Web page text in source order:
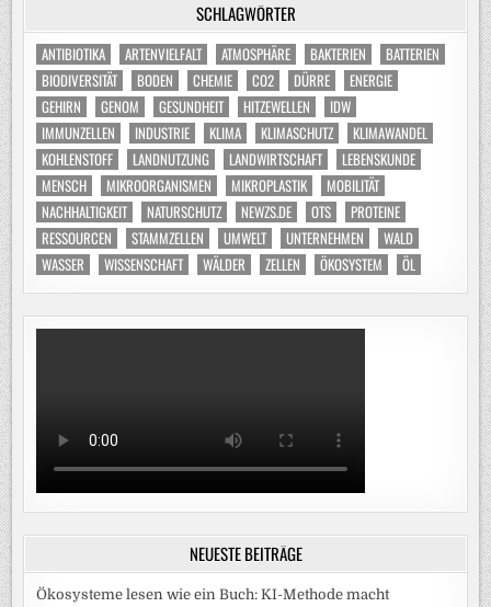
SCHLAGWÖRTER
ANTIBIOTIKA ARTENVIELFALT ATMOSPHÄRE BAKTERIEN
BATTERIEN
BIODIVERSITÄT
BODEN CHEMIE CO2 DÜRRE
ENERGIE
GEHIRN
GENOM GESUNDHEIT HITZEWELLEN
IDW
IMMUNZELLEN
INDUSTRIE KLIMA KLIMASCHUTZ
KLIMAWANDEL
KOHLENSTOFF
LANDNUTZUNG LANDWIRTSCHAFT
LEBENSKUNDE
MENSCH
MIKROORGANISMEN MIKROPLASTIK
MOBILITÄT
NACHHALTIGKEIT
NATURSCHUTZ NEWZS.DE OTS
PROTEINE
RESSOURCEN
STAMMZELLEN UMWELT UNTERNEHMEN
WALD
WASSER
WISSENSCHAFT WÄLDER ZELLEN ÖKOSYSTEM ÖL
NEUESTE BEITRÄGE
Ökosysteme lesen wie ein Buch: KI-Methode macht